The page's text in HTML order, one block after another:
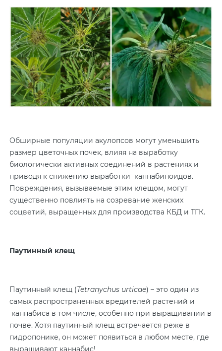
Обширные популяции акулопсов могут уменьшить
размер цветочных почек, влияя на выработку
биологически активных соединений в растениях и
приводя к снижению выработки каннабиноидов.
Повреждения, вызываемые этим клещом, могут
существенно повлиять на созревание женских
соцветий, выращенных для производства КБД и ТГК.
Паутинный клещ
Паутинный клещ (Tetranychus urticae) – это один из
самых распространенных вредителей растений и
каннабиса в том числе, особенно при выращивании в
почве. Хотя паутинный клещ встречается реже в
гидропонике, он может появиться в любом месте, где